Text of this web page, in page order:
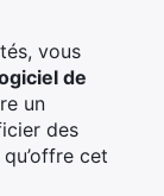
vous
de
un
des
cet